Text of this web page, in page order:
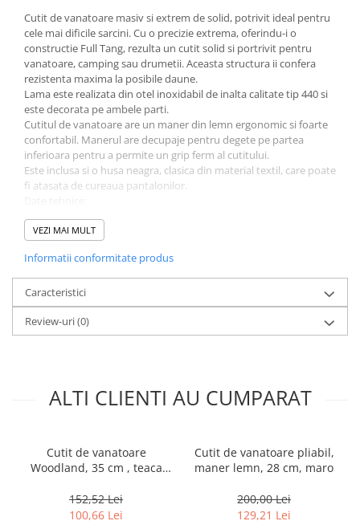
Cutit de vanatoare masiv si extrem de solid, potrivit ideal pentru
cele mai dificile sarcini. Cu o precizie extrema, oferindu-i o
constructie Full Tang, rezulta un cutit solid si portrivit pentru
vanatoare, camping sau drumetii. Aceasta structura ii confera
rezistenta maxima la posibile daune.
Lama este realizata din otel inoxidabil de inalta calitate tip 440 si
este decorata pe ambele parti.
Cutitul de vanatoare are un maner din lemn ergonomic si foarte
confortabil. Manerul are decupaje pentru degete pe partea
inferioara pentru a permite un grip ferm al cutitului.
Este inclusa si o husa neagra, clasica din material textil, care poate
fi atasata de cureaua pantalonilor.
Tip cutit: cu lama fixa
Lungime totala: 275 mm
Lungimea lamei: 145 mm
Lungimea manerului: 130 mm
Latimea lamei: 31 mm
Grosimea lamei: 3,5 mm
Greutate: 300 g
VEZI MAI MULT
Informatii conformitate produs
Caracteristici
Review-uri(0)
ALTI CLIENTI AU CUMPARAT
Cutit de vanatoare
Woodland, 35 cm , teaca
152,52 Lei
100,66 Lei
Cutit de vanatoare pliabil,
maner lemn, 28 cm, maro
200,00 Lei
129,21 Lei